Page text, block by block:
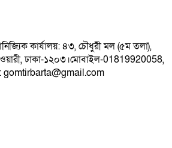
কার্যালয়: ৪৩, চৌধুরী মল (৫ম তলা),
ঢাকা-১২০৩।মোবাইল-01819920058,
gomtirbarta@gmail.com